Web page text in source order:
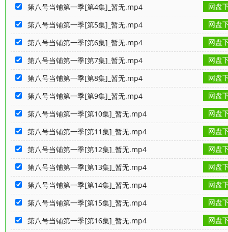
第八号当铺第一季[第4集]_暂无.mp4
网盘
第八号当铺第一季[第5集]_暂无.mp4
网盘
第八号当铺第一季[第6集]_暂无.mp4
网盘
第八号当铺第一季[第7集]_暂无.mp4
网盘
第八号当铺第一季[第8集]_暂无.mp4
网盘
第八号当铺第一季[第9集]_暂无.mp4
网盘
第八号当铺第一季[第10集]_暂无.mp4
网盘
第八号当铺第一季[第11集]_暂无.mp4
网盘
第八号当铺第一季[第12集]_暂无.mp4
网盘
第八号当铺第一季[第13集]_暂无.mp4
网盘
第八号当铺第一季[第14集]_暂无.mp4
网盘
第八号当铺第一季[第15集]_暂无.mp4
网盘
第八号当铺第一季[第16集]_暂无.mp4
网盘